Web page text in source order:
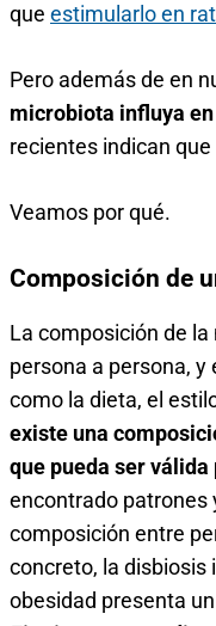
que estimularlo en
Pero además de en
microbiota influya
recientes indican que
Veamos por qué.
Composición de
La composición de
persona a persona,
como la dieta, el
existe una
que pueda ser válida
encontrado patrones
composición entre
concreto, la disbiosis
obesidad presenta un